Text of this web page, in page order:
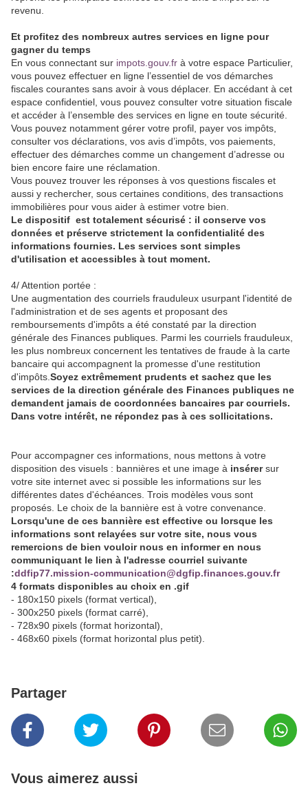
revenu.
Et profitez des nombreux autres services en ligne pour
gagner du temps
En vous connectant sur impots.gouv.fr à votre espace Particulier,
vous pouvez effectuer en ligne l’essentiel de vos démarches
fiscales courantes sans avoir à vous déplacer. En accédant à cet
espace confidentiel, vous pouvez consulter votre situation fiscale
et accéder à l’ensemble des services en ligne en toute sécurité.
Vous pouvez notamment gérer votre profil, payer vos impôts,
consulter vos déclarations, vos avis d’impôts, vos paiements,
effectuer des démarches comme un changement d’adresse ou
bien encore faire une réclamation.
Vous pouvez trouver les réponses à vos questions fiscales et
aussi y rechercher, sous certaines conditions, des transactions
immobilières pour vous aider à estimer votre bien.
Le dispositif est totalement sécurisé : il conserve vos
données et préserve strictement la confidentialité des
informations fournies. Les services sont simples
d'utilisation et accessibles à tout moment.
4/ Attention portée :
Une augmentation des courriels frauduleux usurpant l'identité de
l'administration et de ses agents et proposant des
remboursements d'impôts a été constaté par la direction
générale des Finances publiques. Parmi les courriels frauduleux,
les plus nombreux concernent les tentatives de fraude à la carte
bancaire qui accompagnent la promesse d'une restitution
d'impôts. Soyez extrêmement prudents et sachez que les
services de la direction générale des Finances publiques ne
demandent jamais de coordonnées bancaires par courriels.
Dans votre intérêt, ne répondez pas à ces sollicitations.
Pour accompagner ces informations, nous mettons à votre
disposition des visuels : bannières et une image à insérersur
votre site internet avec si possible les informations sur les
différentes dates d'échéances. Trois modèles vous sont
proposés. Le choix de la bannière est à votre convenance.
Lorsqu'une de ces bannière est effective ou lorsque les
informations sont relayées sur votre site, nous vous
remercions de bien vouloir nous en informer en nous
communiquant le lien à l'adresse courriel suivante
:ddfip77.mission-communication@dgfip.finances.gouv.fr
4 formats disponibles au choix en .gif
- 180x150 pixels (format vertical),
- 300x250 pixels (format carré),
- 728x90 pixels (format horizontal),
- 468x60 pixels (format horizontal plus petit).
Partager
Vous aimerez aussi